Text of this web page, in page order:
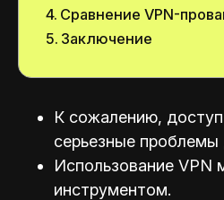
Сравнение VPN-
Заключение
К сожалению,
серьезные проблемы
Использование
инструментом.